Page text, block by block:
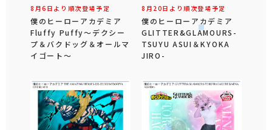
8月6日より順次登場予定
僕のヒーローアカデミア
Fluffy Puffy～デクシー
プ＆バクドッグ＆オールマ
イゴート～
8月20日より順次登場予定
僕のヒーローアカデミア
GLITTER&GLAMOURS-
TSUYU ASUI＆KYOKA
JIRO-